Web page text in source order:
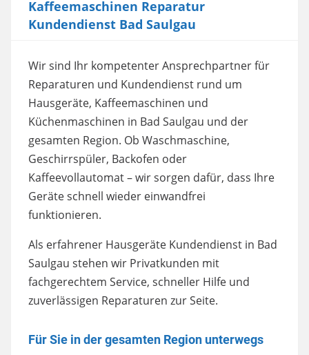
Kaffeemaschinen Reparatur
Kundendienst Bad Saulgau
Wir sind Ihr kompetenter Ansprechpartner für
Reparaturen und Kundendienst rund um
Hausgeräte, Kaffeemaschinen und
Küchenmaschinen in Bad Saulgau und der
gesamten Region. Ob Waschmaschine,
Geschirrspüler, Backofen oder
Kaffeevollautomat – wir sorgen dafür, dass Ihre
Geräte schnell wieder einwandfrei
funktionieren.
Als erfahrener Hausgeräte Kundendienst in Bad
Saulgau stehen wir Privatkunden mit
fachgerechtem Service, schneller Hilfe und
zuverlässigen Reparaturen zur Seite.
Für Sie in der gesamten Region unterwegs